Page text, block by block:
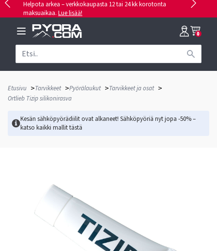
Helpota arkea – verkkokaupasta 12 tai 24 kk korotonta
maksuaikaa. Lue lisää!
0
Etusivu >Tarvikkeet >Pyörälaukut >Tarvikkeet ja osat >
Ortlieb Tizip silikonirasva
Kesän sähköpyörädiilit ovat alkaneet! Sähköpyöriä nyt jopa -50% –
katso kaikki mallittästä